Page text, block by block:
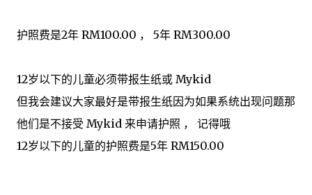
护照费是2年 RM100.00 ， 5年 RM300.00
12岁以下的儿童必须带报生纸或 Mykid
但我会建议大家最好是带报生纸因为如果系统出现问题那
他们是不接受 Mykid 来申请护照 ， 记得哦
12岁以下的儿童的护照费是5年 RM150.00